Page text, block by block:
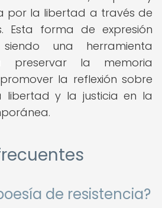
por la libertad a través de
Esta forma de expresión
una herramienta
preservar la memoria
la reflexión sobre
libertad y la justicia en la
de resistencia?